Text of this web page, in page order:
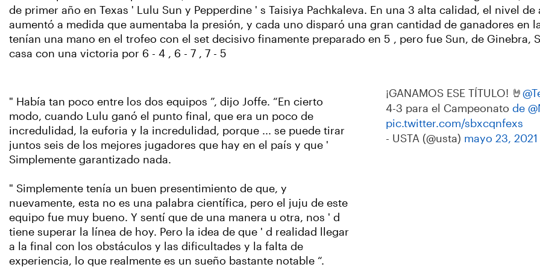
de primer año en Texas ' Lulu Sun y Pepperdine ' s Taisiya Pachkaleva. En una 3 alta calidad, el nivel
aumentó a medida que aumentaba la presión, y cada uno disparó una gran cantidad de ganadores en
tenían una mano en el trofeo con el set decisivo finamente preparado en 5 , pero fue Sun, de Ginebra,
casa con una victoria por 6 - 4 , 6 - 7 , 7 - 5
" Había tan poco entre los dos equipos ”, dijo Joffe. “En cierto
modo, cuando Lulu ganó el punto final, que era un poco de
incredulidad, la euforia y la incredulidad, porque ... se puede tirar
juntos seis de los mejores jugadores que hay en el país y que '
Simplemente garantizado nada.
" Simplemente tenía un buen presentimiento de que, y
nuevamente, esta no es una palabra científica, pero el juju de este
equipo fue muy bueno. Y sentí que de una manera u otra, nos ' d
tiene superar la línea de hoy. Pero la idea de que ' d realidad llegar
a la final con los obstáculos y las dificultades y la falta de
experiencia, lo que realmente es un sueño bastante notable “.
¡GANAMOS ESE TÍTULO! 🤘
4-3 para el Campeonato de
pic.twitter.com/sbxcqnfexs
- USTA (@usta) mayo 23, 2021